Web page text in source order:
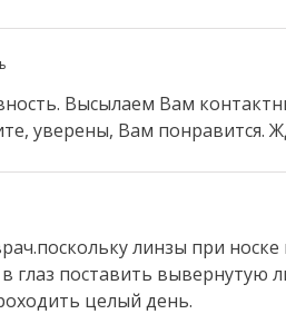
Высылаем Вам
уверены, Вам понравится.
линзы при носке
поставить вывернутую
целый день.